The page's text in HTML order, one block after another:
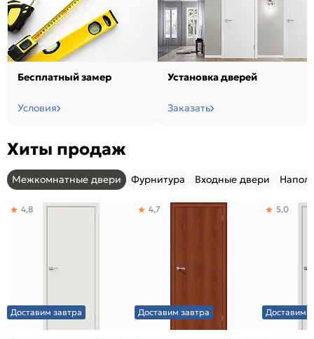
Бесплатный замер
Условия
Установка дверей
Заказать
Хиты продаж
Межкомнатные двери Фурнитура Входные двери
Доставим завтра
4,8
Доставим завтра
4,7
Доставим
5,0